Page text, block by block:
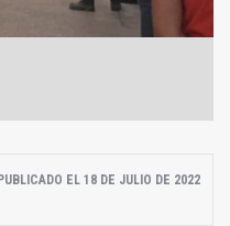
EL 18 DE JULIO DE 2022